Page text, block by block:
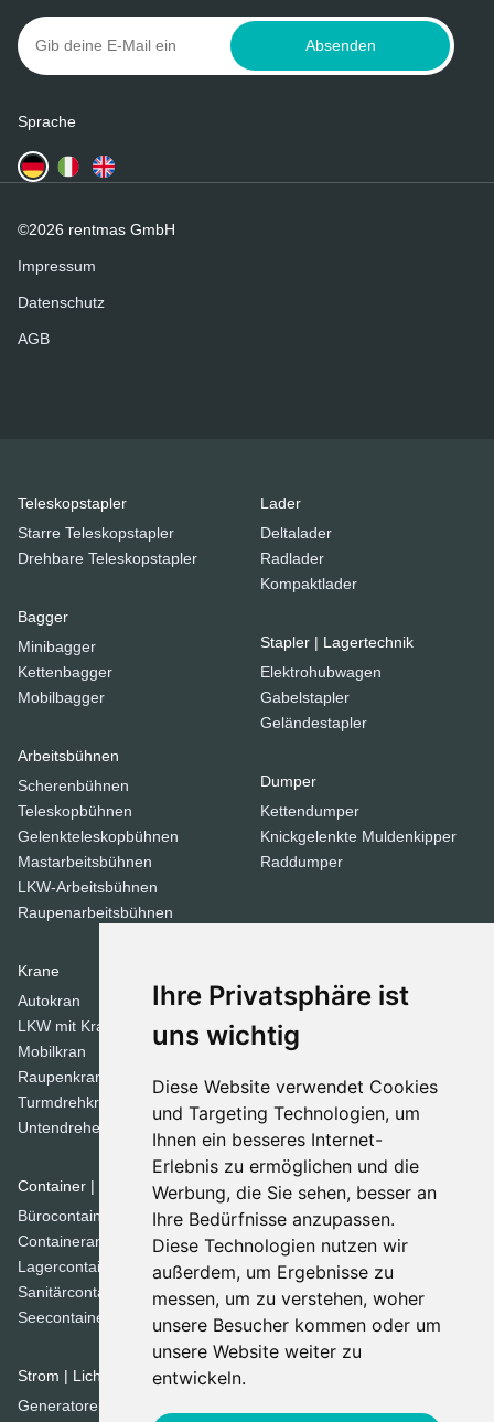
Ihre Privatsphäre ist
uns wichtig
Diese Website verwendet Cookies
und Targeting Technologien, um
Ihnen ein besseres Internet-
Erlebnis zu ermöglichen und die
Werbung, die Sie sehen, besser an
Ihre Bedürfnisse anzupassen.
Diese Technologien nutzen wir
außerdem, um Ergebnisse zu
messen, um zu verstehen, woher
unsere Besucher kommen oder um
unsere Website weiter zu
entwickeln.
Absenden
Sprache
Teleskopstapler
Starre Teleskopstapler
Drehbare Teleskopstapler
Bagger
Minibagger
Kettenbagger
Mobilbagger
Arbeitsbühnen
Scherenbühnen
Teleskopbühnen
Gelenkteleskopbühnen
Mastarbeitsbühnen
LKW-Arbeitsbühnen
Raupenarbeitsbühnen
Lader
Deltalader
Radlader
Kompaktlader
Stapler | Lagertechnik
Elektrohubwagen
Gabelstapler
Geländestapler
Dumper
Kettendumper
Knickgelenkte Muldenkipper
Raddumper
Krane
Autokran
LKW mit Kran
Mobilkran
Raupenkran
Turmdrehkrane
Untendreherkrane
Container | Raumsysteme
Bürocontainer
Containeranlage
Lagercontainer
Sanitärcontainer
Seecontainer
Strom | Licht | Luft
Generatoren
Stampfer
Tandemwalzen
Walzen
Dozer
Planierraupen
Spezial Geräte
Betonmischer
Brechanlagen
Grabenfräse
Kehrmaschinen
Kommunaltechnik
Siebanlage
©2026 rentmas GmbH
Impressum
Datenschutz
AGB